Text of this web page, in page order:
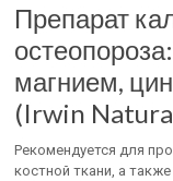
Препарат
магнием,
(Irwin
Рекомендуется для
костной ткани, а